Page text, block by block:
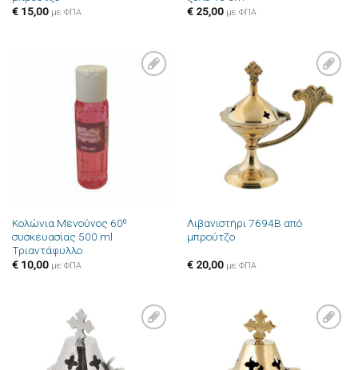
€15,00 με ΦΠΑ
€25,00 με ΦΠΑ
Κολώνια Μενούνος 60⁰
συσκευασίας 500 ml
Τριαντάφυλλο
€10,00 με ΦΠΑ
Πρόσθήκη
στην λίστα
επιθυμιών
Λιβανιστήρι 7694B από
μπρούτζο
€20,00 με ΦΠΑ